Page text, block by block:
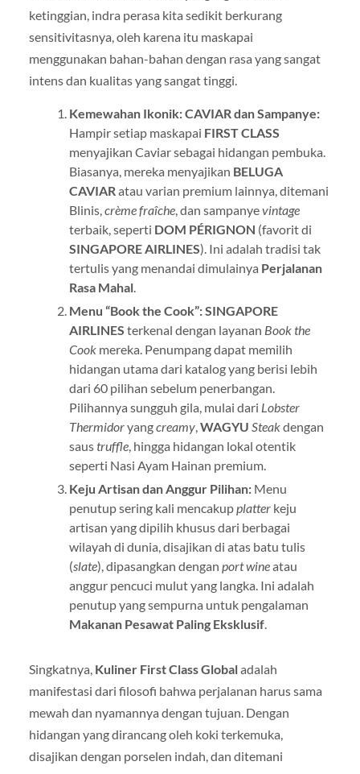
ketinggian, indra perasa kita sedikit berkurang
sensitivitasnya, oleh karena itu maskapai
menggunakan bahan-bahan dengan rasa yang sangat
intens dan kualitas yang sangat tinggi.
Kemewahan Ikonik: CAVIAR dan Sampanye:
Hampir setiap maskapai FIRST CLASS
menyajikan Caviar sebagai hidangan pembuka.
Biasanya, mereka menyajikan BELUGA
CAVIAR atau varian premium lainnya, ditemani
Blinis, crème fraîche, dan sampanyevintage
terbaik, seperti DOM PÉRIGNON (favorit di
SINGAPORE AIRLINES). Ini adalah tradisi tak
tertulis yang menandai dimulainya Perjalanan
Rasa Mahal.
Menu “Book the Cook”:SINGAPORE
AIRLINES terkenal dengan layanan Book the
Cookmereka. Penumpang dapat memilih
hidangan utama dari katalog yang berisi lebih
dari 60 pilihan sebelum penerbangan.
Pilihannya sungguh gila, mulai dari Lobster
Thermidoryangcreamy, WAGYU Steakdengan
saustruffle, hingga hidangan lokal otentik
seperti Nasi Ayam Hainan premium.
Keju Artisan dan Anggur Pilihan:Menu
penutup sering kali mencakup platterkeju
artisan yang dipilih khusus dari berbagai
wilayah di dunia, disajikan di atas batu tulis
(slate), dipasangkan dengan port wineatau
anggur pencuci mulut yang langka. Ini adalah
penutup yang sempurna untuk pengalaman
Makanan Pesawat Paling Eksklusif.
Singkatnya, Kuliner First Class Globaladalah
manifestasi dari filosofi bahwa perjalanan harus sama
mewah dan nyamannya dengan tujuan. Dengan
hidangan yang dirancang oleh koki terkemuka,
disajikan dengan porselen indah, dan ditemani